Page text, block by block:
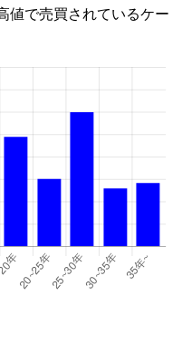
値で売買されているケー